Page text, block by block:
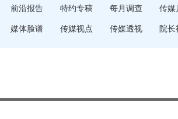
前沿报告 特约专稿 每月调查 传媒
媒体脸谱 传媒视点 传媒透视 院长